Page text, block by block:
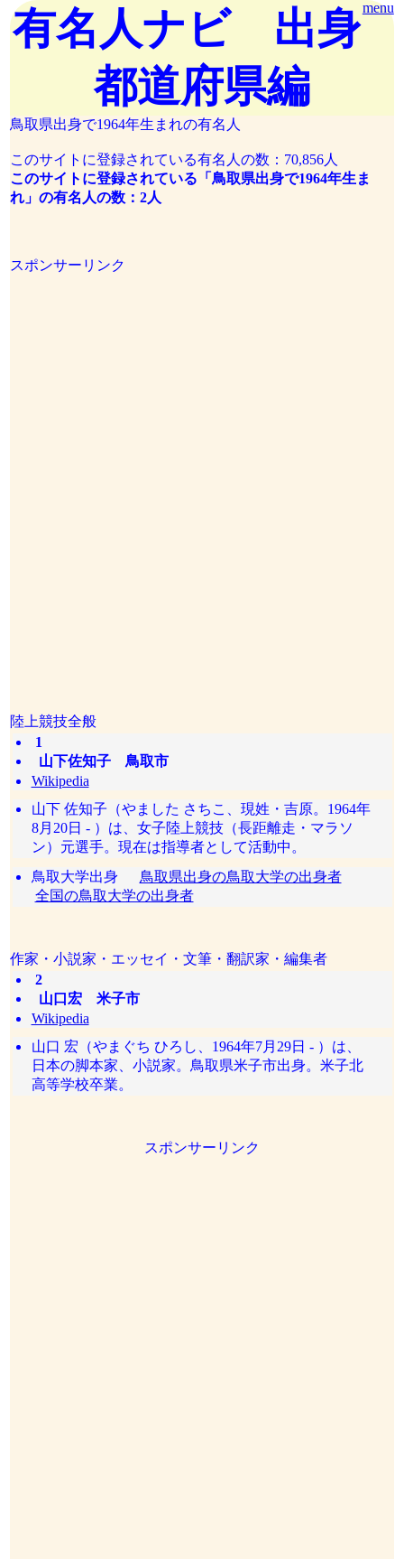
menu
有名人ナビ 出身
都道府県編
鳥取県出身で1964年生まれの有名人
このサイトに登録されている有名人の数：70,856人
このサイトに登録されている「鳥取県出身で1964年生ま
れ」の有名人の数：2人
スポンサーリンク
陸上競技全般
1
山下佐知子 鳥取市
Wikipedia
山下 佐知子（やました さちこ、現姓・吉原。1964年
8月20日 - ）は、女子陸上競技（長距離走・マラソ
ン）元選手。現在は指導者として活動中。
鳥取大学出身 鳥取県出身の鳥取大学の出身者
全国の鳥取大学の出身者
作家・小説家・エッセイ・文筆・翻訳家・編集者
2
山口宏 米子市
Wikipedia
山口 宏（やまぐち ひろし、1964年7月29日 - ）は、
日本の脚本家、小説家。鳥取県米子市出身。米子北
高等学校卒業。
スポンサーリンク